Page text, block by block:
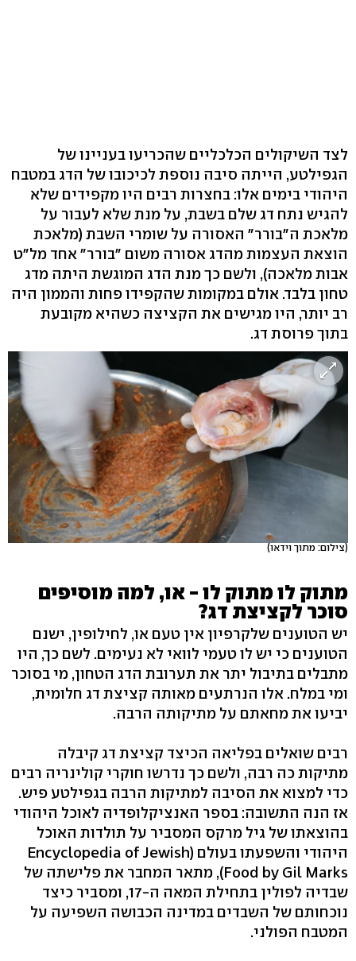
לצד השיקולים הכלכליים שהכריעו בעניינו של
הגפילטע, הייתה סיבה נוספת לכיכובו של הדג במטבח
היהודי בימים אלו: בחצרות רבים היו מקפידים שלא
להגיש נתח דג שלם בשבת, על מנת שלא לעבור על
מלאכת ה"בורר" האסורה על שומרי השבת (מלאכת
הוצאת העצמות מהדג אסורה משום "בורר" אחד מל"ט
אבות מלאכה), ולשם כך מנת הדג המוגשת היתה מדג
טחון בלבד. אולם במקומות שהקפידו פחות והממון היה
רב יותר, היו מגישים את הקציצה כשהיא מקובעת
בתוך פרוסת דג.
(צילום: מתוך וידאו)
מתוק לו מתוק לו - או, למה מוסיפים
סוכר לקציצת דג?
יש הטוענים שלקרפיון אין טעם או, לחילופין, ישנם
הטוענים כי יש לו טעמי לוואי לא נעימים. לשם כך, היו
מתבלים בתיבול יתר את תערובת הדג הטחון, מי בסוכר
ומי במלח. אלו הנרתעים מאותה קציצת דג חלומית,
יביעו את מחאתם על מתיקותה הרבה.
רבים שואלים בפליאה הכיצד קציצת דג קיבלה
מתיקות כה רבה, ולשם כך נדרשו חוקרי קולינריה רבים
כדי למצוא את הסיבה למתיקות הרבה בגפילטע פיש.
אז הנה התשובה: בספר האנציקלופדיה לאוכל היהודי
בהוצאתו של גיל מרקס המסביר על תולדות האוכל
היהודי והשפעתו בעולם (Encyclopedia of Jewish
Food by Gil Marks), מתאר המחבר את פלישתה של
שבדיה לפולין בתחילת המאה ה-17, ומסביר כיצד
נוכחותם של השבדים במדינה הכבושה השפיעה על
המטבח הפולני.